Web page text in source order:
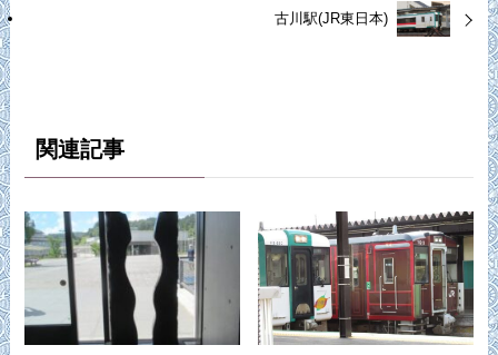
古川駅(JR東日本)
関連記事